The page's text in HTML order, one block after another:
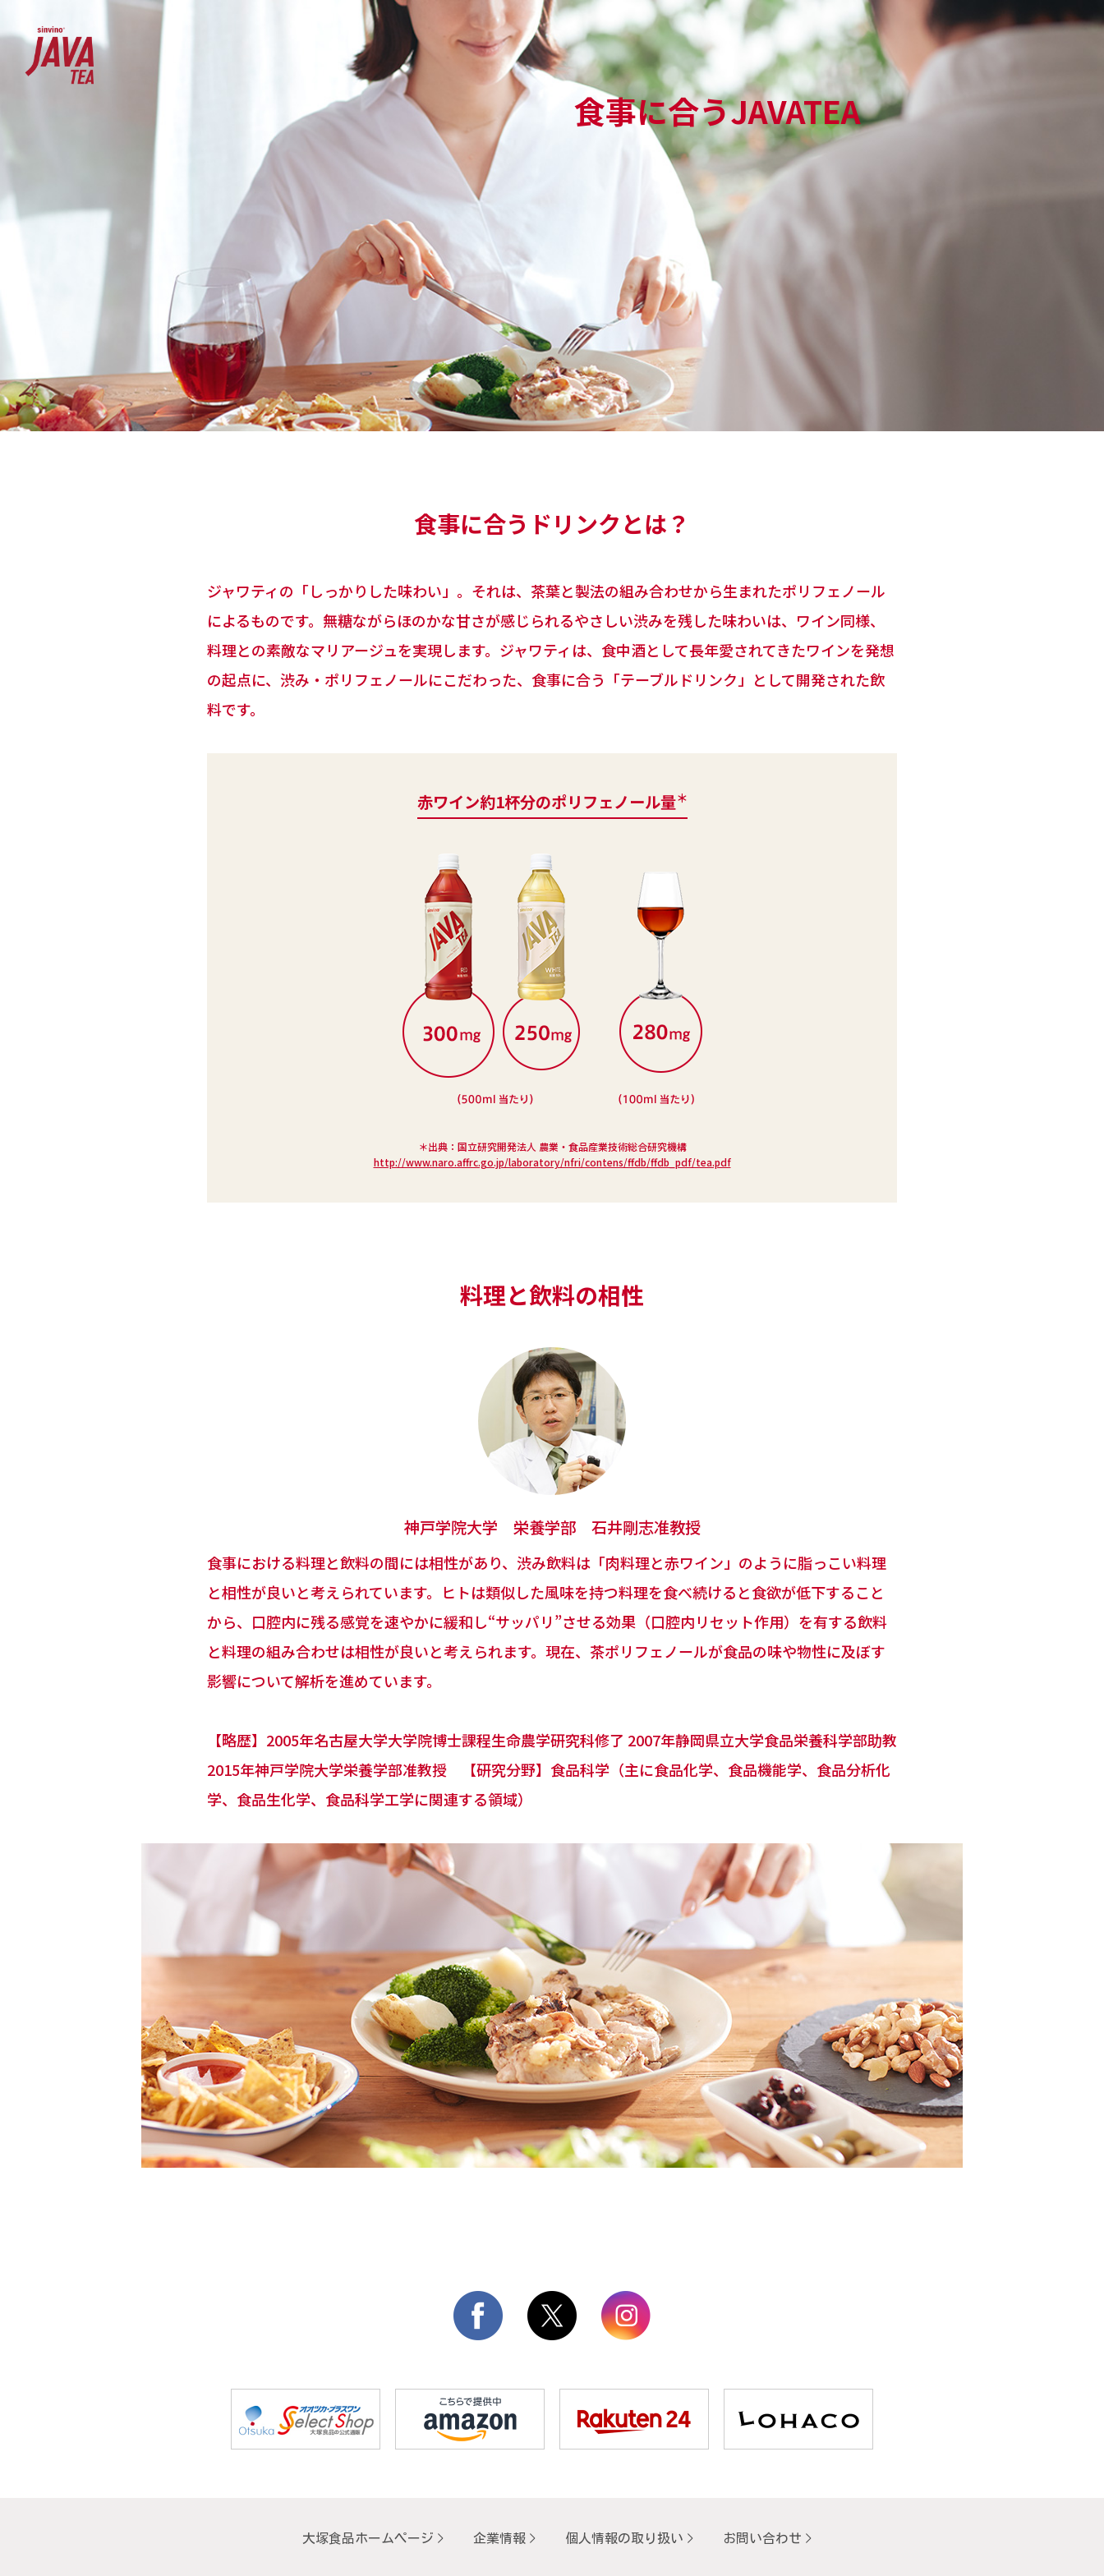
食事に合うJAVATEA
食事に合うドリンクとは？
ジャワティの「しっかりした味わい」。それは、茶葉と製法の組み合わせから生まれたポリフェノール
によるものです。無糖ながらほのかな甘さが感じられるやさしい渋みを残した味わいは、ワイン同様、
料理との素敵なマリアージュを実現します。ジャワティは、食中酒として長年愛されてきたワインを発想
の起点に、渋み・ポリフェノールにこだわった、食事に合う「テーブルドリンク」として開発された飲
料です。
赤ワイン約1杯分のポリフェノール量＊
＊出典：国立研究開発法人 農業・食品産業技術総合研究機構
http://www.naro.affrc.go.jp/laboratory/nfri/contens/ffdb/ffdb_pdf/tea.pdf
料理と飲料の相性
神戸学院大学 栄養学部 石井剛志准教授
食事における料理と飲料の間には相性があり、渋み飲料は「肉料理と赤ワイン」のように脂っこい料理
と相性が良いと考えられています。ヒトは類似した風味を持つ料理を食べ続けると食欲が低下すること
から、口腔内に残る感覚を速やかに緩和し“サッパリ”させる効果（口腔内リセット作用）を有する飲料
と料理の組み合わせは相性が良いと考えられます。現在、茶ポリフェノールが食品の味や物性に及ぼす
影響について解析を進めています。
【略歴】2005年名古屋大学大学院博士課程生命農学研究科修了 2007年静岡県立大学食品栄養科学部助教
2015年神戸学院大学栄養学部准教授 【研究分野】食品科学（主に食品化学、食品機能学、食品分析化
学、食品生化学、食品科学工学に関連する領域）
大塚食品ホームページ 企業情報 個人情報の取り扱い お問い合わせ